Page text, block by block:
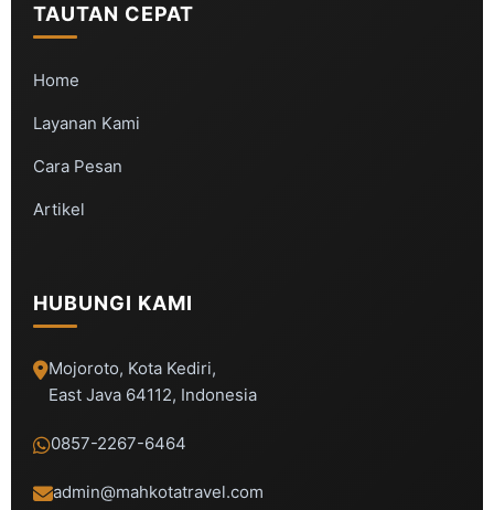
TAUTAN CEPAT
Home
Layanan Kami
Cara Pesan
Artikel
HUBUNGI KAMI
Mojoroto, Kota Kediri,
East Java 64112, Indonesia
0857-2267-6464
admin@mahkotatravel.com